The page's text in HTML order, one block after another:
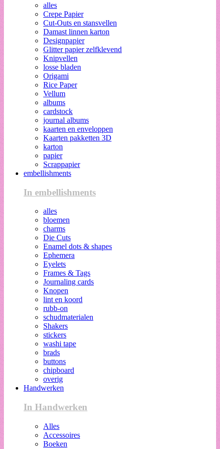
alles
Crepe Papier
Cut-Outs en stansvellen
Damast linnen karton
Designpapier
Glitter papier zelfklevend
Knipvellen
losse bladen
Origami
Rice Paper
Vellum
albums
cardstock
journal albums
kaarten en enveloppen
Kaarten pakketten 3D
karton
papier
Scrappapier
embellishments
In embellishments
alles
bloemen
charms
Die Cuts
Enamel dots & shapes
Ephemera
Eyelets
Frames & Tags
Journaling cards
Knopen
lint en koord
rubb-on
schudmaterialen
Shakers
stickers
washi tape
brads
buttons
chipboard
overig
Handwerken
In Handwerken
Alles
Accessoires
Boeken